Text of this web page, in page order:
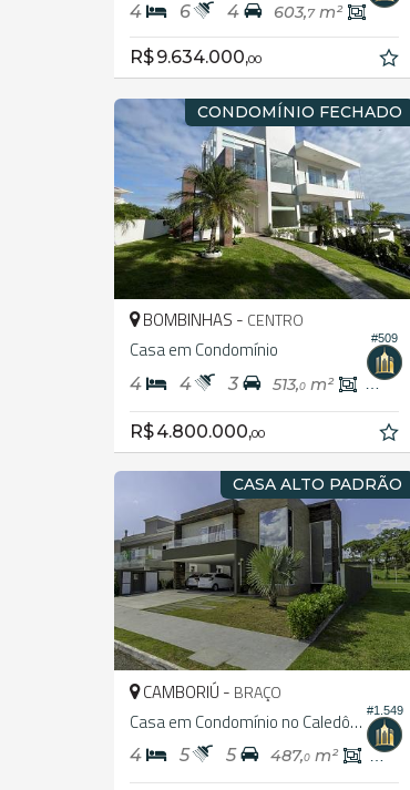
4 6 4 603,7m²
R$ 9.634.000,00
CONDOMÍNIO FECHADO
#509
BOMBINHAS - CENTRO
Casa em Condomínio
4 4 3 513,0 m² 480,
R$ 4.800.000,00
CASA ALTO PADRÃO
#1.549
CAMBORIÚ - BRAÇO
Casa em Condomínio no Caledônia Private Village
4 5 5 487,0 m² 437,